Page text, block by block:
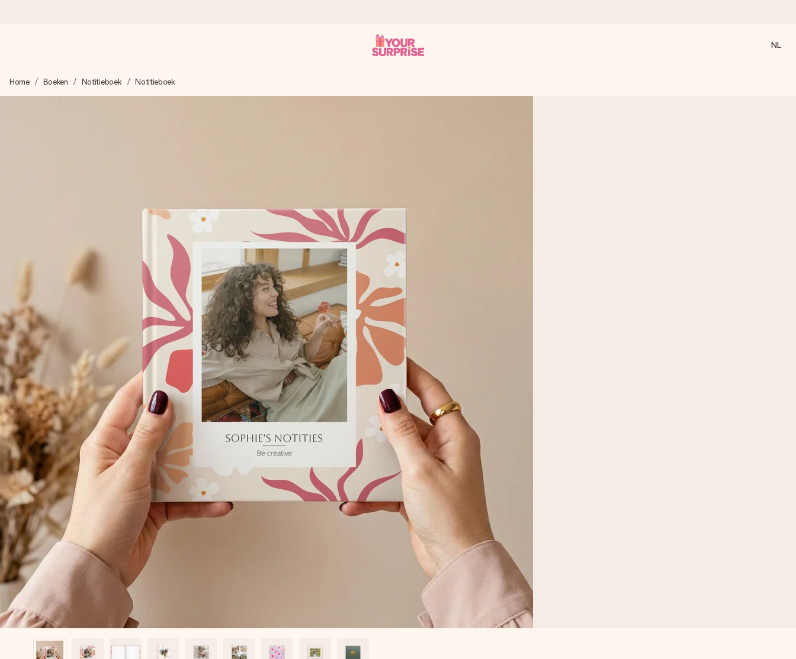
We maken jouw cadeau met zorg en zorgen dat het razendsnel onderweg is - zodat jij kunt geven op precies het juiste moment, wanneer het het meeste betekent.
Je maakt in een paar stappen iets unieks – met haar naam, jullie foto of een boodschap die raakt. Zonder gedoe, maar met alle aandacht voor het moment.
NL
Home Boeken Notitieboek Notitieboek